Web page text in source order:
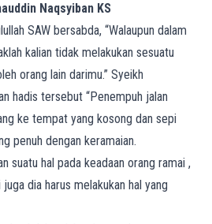
Naqsyiban KS
SAW bersabda, “Walaupun dalam
kalian tidak melakukan sesuatu
orang lain darimu.” Syeikh
hadis tersebut “Penempuh jalan
ke tempat yang kosong dan sepi
penuh dengan keramaian.
suatu hal pada keadaan orang ramai ,
dia harus melakukan hal yang